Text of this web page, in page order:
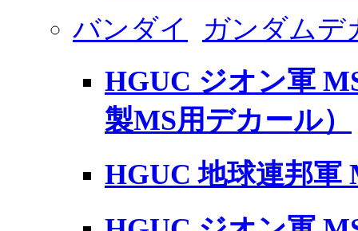
バンダイ ガンダムデ
HGUC ジオン軍
製MS用デカール）
HGUC 地球連邦軍